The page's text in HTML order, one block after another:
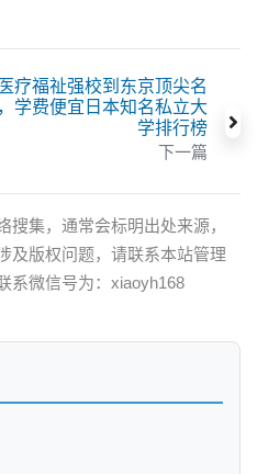
疗福祉强校到东京顶尖名
学费便宜日本知名私立大
学排行榜
下一篇
集，通常会标明出处来源，
及版权问题，请联系本站管理
系微信号为：xiaoyh168